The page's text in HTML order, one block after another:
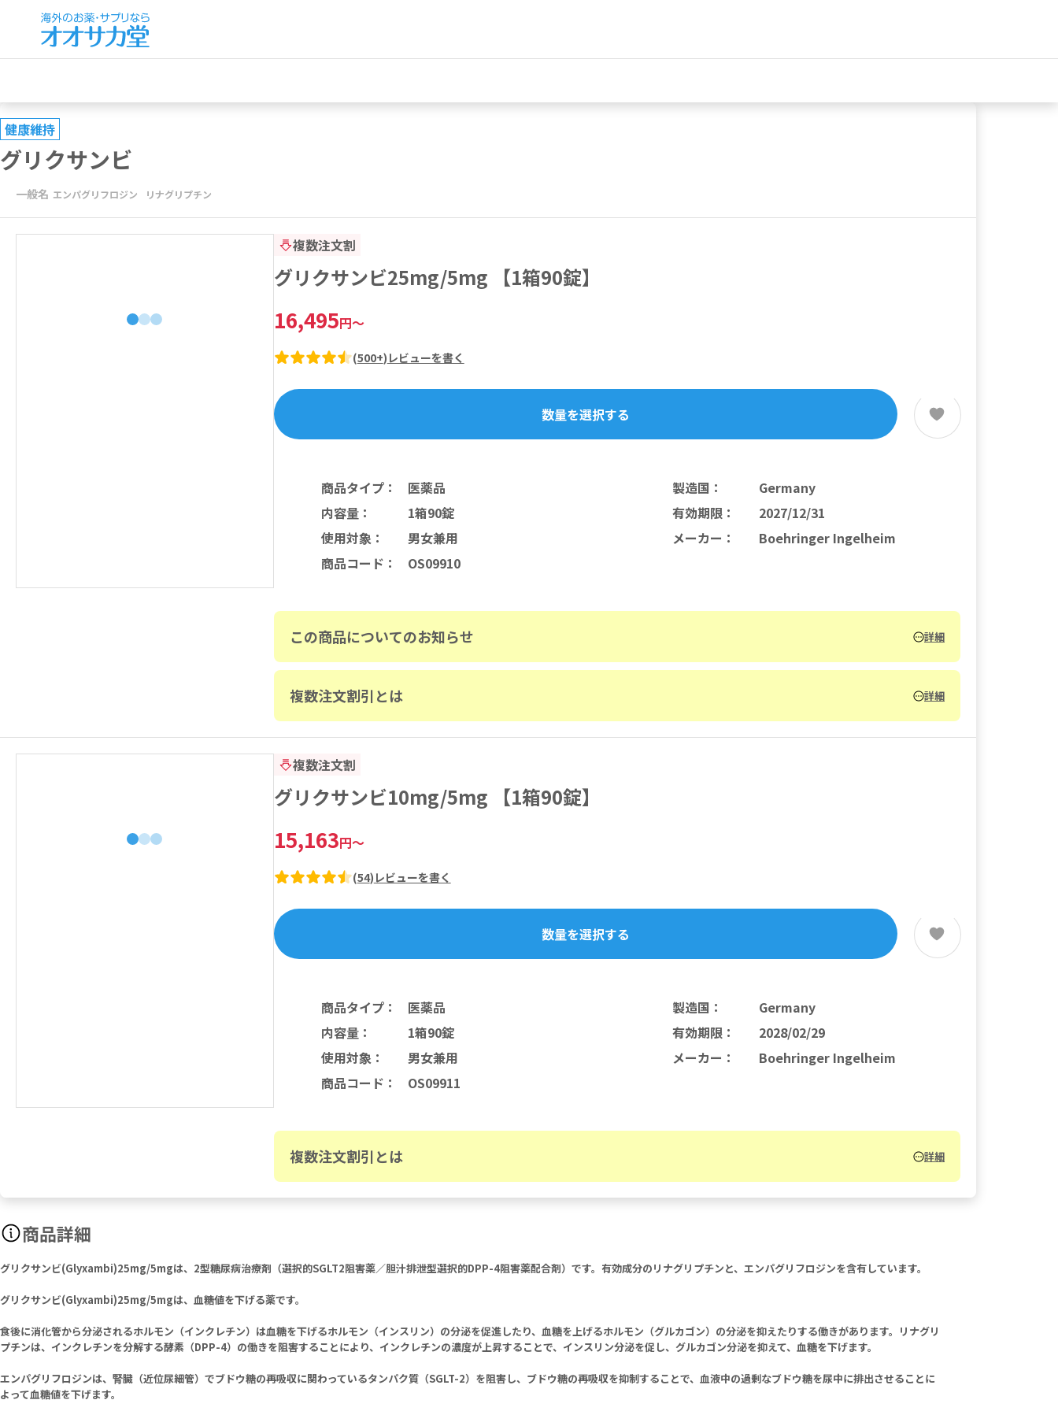
健康維持
グリクサンビ
一般名 エンパグリフロジン リナグリプチン
複数注文割
グリクサンビ25mg/5mg 【1箱90錠】
16,495円～
(500+) レビューを書く
数量を選択する
商品タイプ：
医薬品
内容量：
1箱90錠
使用対象：
男女兼用
商品コード ： OS09910
製造国 ：
Germany
有効期限：
2027/12/31
メーカー ： Boehringer Ingelheim
この商品についてのお知らせ 詳細
複数注文割引とは 詳細
複数注文割
グリクサンビ10mg/5mg 【1箱90錠】
15,163円～
(54) レビューを書く
数量を選択する
商品タイプ：
医薬品
内容量：
1箱90錠
使用対象：
男女兼用
商品コード ： OS09911
製造国 ：
Germany
有効期限：
2028/02/29
メーカー ： Boehringer Ingelheim
複数注文割引とは 詳細
商品詳細
グリクサンビ(Glyxambi)25mg/5mgは、2型糖尿病治療剤（選択的SGLT2阻害薬／胆汁排泄型選択的DPP-4阻害薬配合剤）です。有効成分のリナグリプチンと、エンパグリフロジンを含有しています。
グリクサンビ(Glyxambi)25mg/5mgは、血糖値を下げる薬です。
食後に消化管から分泌されるホルモン（インクレチン）は血糖を下げるホルモン（インスリン）の分泌を促進したり、血糖を上げるホルモン（グルカゴン）の分泌を抑えたりする働きがあります。リナグリ
プチンは、インクレチンを分解する酵素（DPP-4）の働きを阻害することにより、インクレチンの濃度が上昇することで、インスリン分泌を促し、グルカゴン分泌を抑えて、血糖を下げます。
エンパグリフロジンは、腎臓（近位尿細管）でブドウ糖の再吸収に関わっているタンパク質（SGLT-2）を阻害し、ブドウ糖の再吸収を抑制することで、血液中の過剰なブドウ糖を尿中に排出させることに
よって血糖値を下げます。